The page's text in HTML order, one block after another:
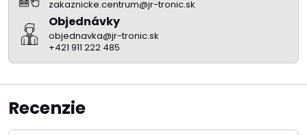
zakaznicke.centrum@jr-tronic.sk
Objednávky
objednavka@jr-tronic.sk
+421 911 222 485
Recenzie